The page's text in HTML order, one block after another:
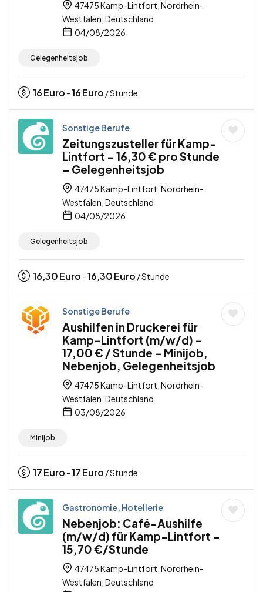
47475 Kamp-Lintfort, Nordrhein-
Westfalen, Deutschland
04/08/2026
Gelegenheitsjob
16Euro -16Euro / Stunde
Sonstige Berufe
Zeitungszusteller für Kamp-
Lintfort – 16,30 € pro Stunde
– Gelegenheitsjob
47475 Kamp-Lintfort, Nordrhein-
Westfalen, Deutschland
04/08/2026
Gelegenheitsjob
16,30Euro -16,30Euro / Stunde
Sonstige Berufe
Aushilfen in Druckerei für
Kamp-Lintfort (m/w/d) –
17,00 € / Stunde – Minijob,
Nebenjob, Gelegenheitsjob
47475 Kamp-Lintfort, Nordrhein-
Westfalen, Deutschland
03/08/2026
Minijob
17Euro -17Euro / Stunde
Gastronomie, Hotellerie
Nebenjob: Café-Aushilfe
(m/w/d) für Kamp-Lintfort –
15,70 €/Stunde
47475 Kamp-Lintfort, Nordrhein-
Westfalen, Deutschland